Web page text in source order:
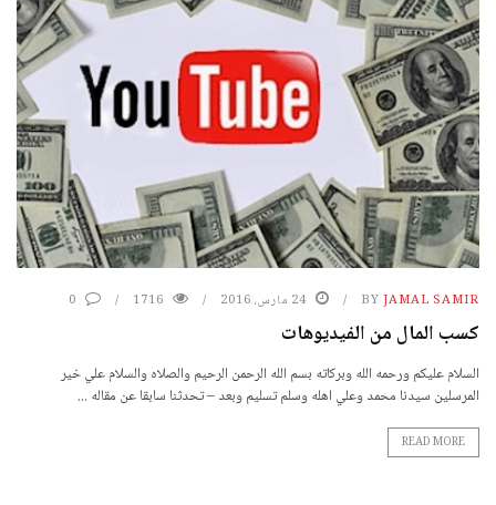
BY JAMAL SAMIR 24 مارس، 2016 1716
0
كسب المال من الفيديوهات
السلام عليكم ورحمه الله وبركاته بسم الله الرحمن الرحيم والصلاه والسلام علي خير
المرسلين سيدنا محمد وعلي اهله وسلم تسليم وبعد – تحدثنا سابقا عن مقاله ...
READ MORE